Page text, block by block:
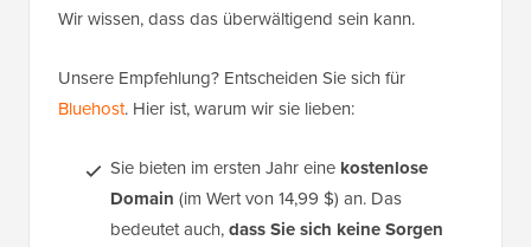
Wir wissen, dass das überwältigend sein kann.
Unsere Empfehlung? Entscheiden Sie sich für
Bluehost. Hier ist, warum wir sie lieben:
Sie bieten im ersten Jahr eine kostenlose
Domain (im Wert von 14,99 $) an. Das
bedeutet auch,dass Sie sich keine Sorgen